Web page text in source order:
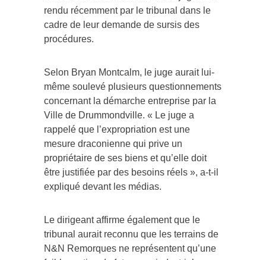
rendu récemment par le tribunal dans le
cadre de leur demande de sursis des
procédures.
Selon Bryan Montcalm, le juge aurait lui-
même soulevé plusieurs questionnements
concernant la démarche entreprise par la
Ville de Drummondville. « Le juge a
rappelé que l’expropriation est une
mesure draconienne qui prive un
propriétaire de ses biens et qu’elle doit
être justifiée par des besoins réels », a-t-il
expliqué devant les médias.
Le dirigeant affirme également que le
tribunal aurait reconnu que les terrains de
N&N Remorques ne représentent qu’une